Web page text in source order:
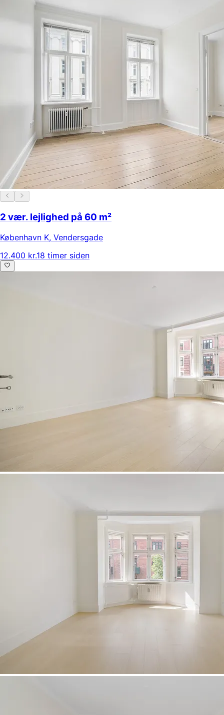
2 vær. lejlighed på 60 m²
København K, Vendersgade
12.400 kr.18 timer siden